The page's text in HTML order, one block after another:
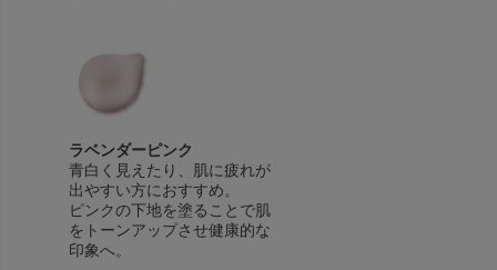
ラベンダーピンク
青白く見えたり、肌に疲れが
出やすい方におすすめ。
ピンクの下地を塗ることで肌
をトーンアップさせ健康的な
印象へ。